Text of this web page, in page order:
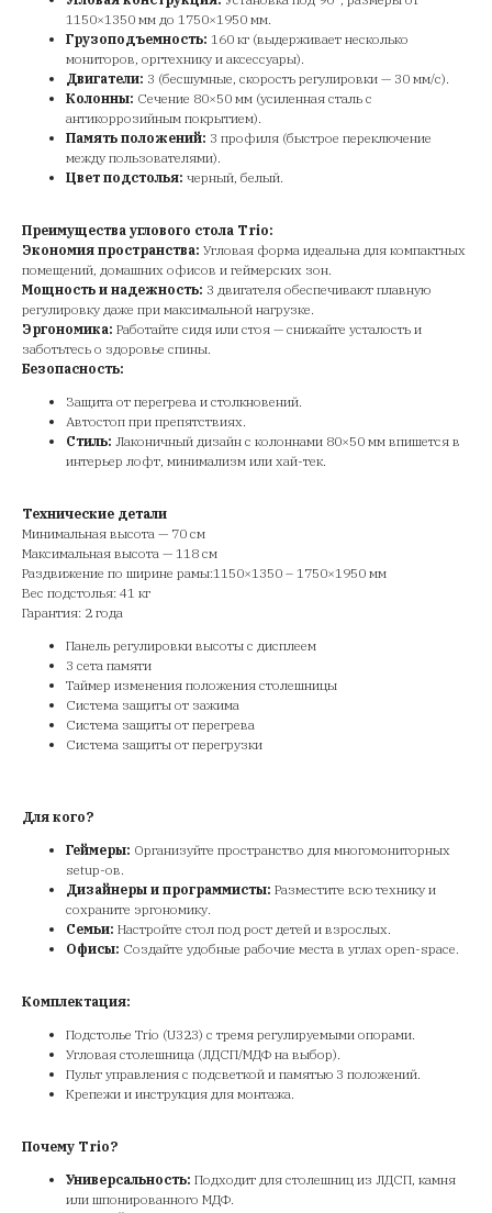
1150×1350 мм до 1750×1950 мм.
Грузоподъемность: 160 кг (выдерживает несколько
мониторов, оргтехнику и аксессуары).
Двигатели: 3 (бесшумные, скорость регулировки — 30 мм/с).
Колонны: Сечение 80×50 мм (усиленная сталь с
антикоррозийным покрытием).
Память положений: 3 профиля (быстрое переключение
между пользователями).
Цвет подстолья: черный, белый.
Преимущества углового стола Trio:
Экономия пространства: Угловая форма идеальна для компактных
помещений, домашних офисов и геймерских зон.
Мощность и надежность: 3 двигателя обеспечивают плавную
регулировку даже при максимальной нагрузке.
Эргономика: Работайте сидя или стоя — снижайте усталость и
заботьтесь о здоровье спины.
Безопасность:
Защита от перегрева и столкновений.
Автостоп при препятствиях.
Стиль: Лаконичный дизайн с колоннами 80×50 мм впишется в
интерьер лофт, минимализм или хай-тек.
Технические детали
Минимальная высота — 70 см
Максимальная высота — 118 см
Раздвижение по ширине рамы:1150×1350 – 1750×1950 мм
Вес подстолья: 41 кг
Гарантия: 2 года
Панель регулировки высоты с дисплеем
3 сета памяти
Таймер изменения положения столешницы
Система защиты от зажима
Система защиты от перегрева
Система защиты от перегрузки
Для кого?
Геймеры: Организуйте пространство для многомониторных
setup-ов.
Дизайнеры и программисты: Разместите всю технику и
сохраните эргономику.
Семьи: Настройте стол под рост детей и взрослых.
Офисы: Создайте удобные рабочие места в углах open-space.
Комплектация:
Подстолье Trio (U323) с тремя регулируемыми опорами.
Угловая столешница (ЛДСП/МДФ на выбор).
Пульт управления с подсветкой и памятью 3 положений.
Крепежи и инструкция для монтажа.
Почему Trio?
Универсальность: Подходит для столешниц из ЛДСП, камня
или шпонированного МДФ.